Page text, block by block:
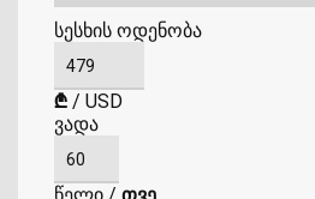
სესხის ოდენობა
₾ / USD
ვადა
წელი / თვე